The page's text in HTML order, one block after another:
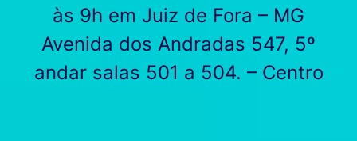
às 9h em Juiz de Fora – MG
Avenida dos Andradas 547, 5º
andar salas 501 a 504. – Centro